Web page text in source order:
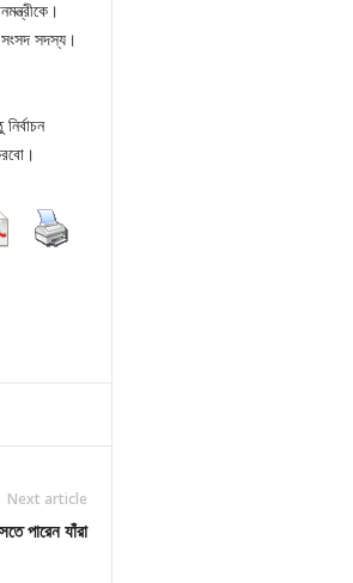
সংসদ সদস্য।
Next article
পারেন যাঁরা